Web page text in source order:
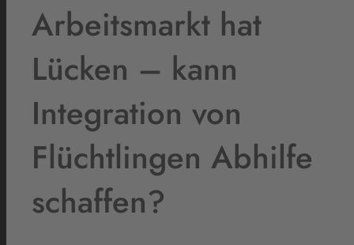
Arbeitsmarkt hat
Lücken – kann
Integration von
Flüchtlingen Abhilfe
schaffen?